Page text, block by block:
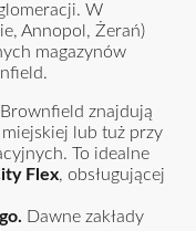
W
Annopol, Żerań)
magazynów
znajdują
lub tuż przy
To idealne
Flex, obsługującej
Dawne zakłady